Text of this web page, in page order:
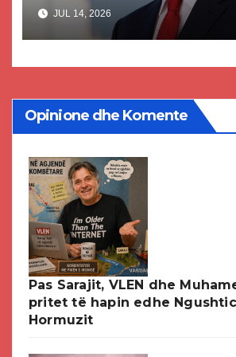
akuzat për
paligjshëm të selisë
DPMNE-së
JUL 14, 2026
Opinione dhe Komente
Pas Sarajit, VLEN dhe
pritet të hapin edhe
Hormuzit